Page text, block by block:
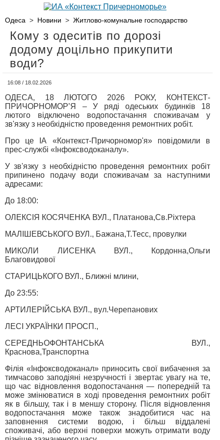
Одеса > Новини > Житлово-комунальне господарство
Кому з одеситів по дорозі
додому доцільно прикупити
води?
16:08 / 18.02.2026
ОДЕСА, 18 ЛЮТОГО 2026 РОКУ, КОНТЕКСТ-
ПРИЧОРНОМОР’Я – У ряді одеських будинків 18
лютого відключено водопостачання споживачам у
зв'язку з необхідністю проведення ремонтних робіт.
Про це ІА «Контекст-Причорномор'я» повідомили в
прес-службі «Інфоксводоканалу».
У зв'язку з необхідністю проведення ремонтних робіт
припинено подачу води споживачам за наступними
адресами:
До 18:00:
ОЛЕКСІЯ КОСЯЧЕНКА ВУЛ., Платанова,Св.Ріхтера
МАЛІШЕВСЬКОГО ВУЛ., Бажана,Т.Тесс, провулки
МИКОЛИ ЛИСЕНКА ВУЛ., Кордонна,Ольги
Благовидової
СТАРИЦЬКОГО ВУЛ., Ближні млини,
До 23:55:
АРТИЛЕРІЙСЬКА ВУЛ., вул.Черепанових
ЛЕСІ УКРАЇНКИ ПРОСП.,
СЕРЕДНЬОФОНТАНСЬКА ВУЛ.,
Краснова,Транспортна
Філія «Інфоксводоканал» приносить свої вибачення за
тимчасово заподіяні незручності і звертає увагу на те,
що час відновлення водопостачання — попередній та
може змінюватися в ході проведення ремонтних робіт
як в більшу, так і в меншу сторону. Після відновлення
водопостачання може також знадобитися час на
заповнення системи водою, і більш віддалені
споживачі, або верхні поверхи можуть отримати воду